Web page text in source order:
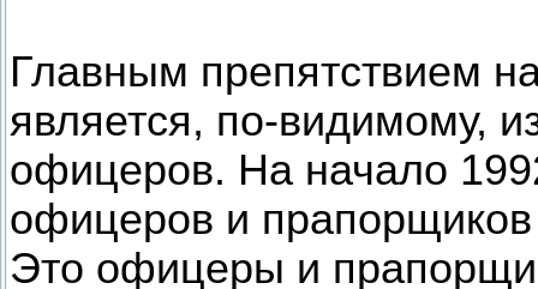
Главным препятствием
является, по-видимому,
офицеров. На начало
офицеров и
Это офицеры и